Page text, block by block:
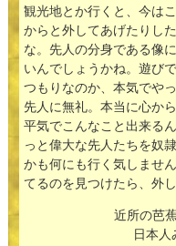
観光地とか行くと、今は
からと外してあげたりし
な。先人の分身である像
いんでしょうかね。遊び
つもりなのか、本気でや
先人に無礼。本当に心か
平気でこんなこと出来る
っと偉大な先人たちを奴
かも何にも行く気しませ
てるのを見つけたら、外
近所の芭
日本人